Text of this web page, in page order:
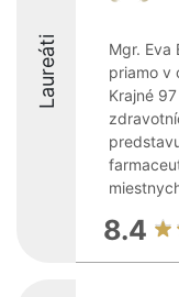
Laureáti
Mgr. Eva
priamo v
Krajné
8.4